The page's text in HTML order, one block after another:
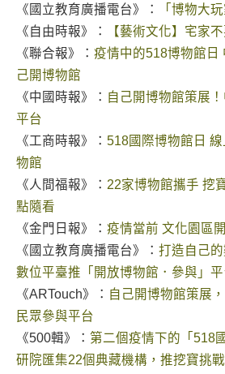
《國立教育廣播電台》：
「博物大
《自由時報》：
【藝術文化】宅家
《聯合報》： 疫情中的518博物館日
己開博物館
《中國時報》： 自己開博物館策展
平台
《工商時報》： 518國際博物館日
物館
《人間福報》： 22家博物館攜手 挖
點隨看
《金門日報》： 疫情當前 文化園區
《國立教育廣播電台》： 打造自己
數位平臺推「開放博物館．參與」平
《ARTouch》： 自己開博物館策展
民眾參與平台
《500輯》： 第二個疫情下的「518
研院匯集22個典藏機構，推挖寶挑